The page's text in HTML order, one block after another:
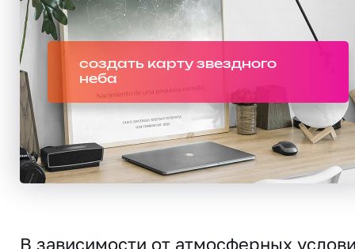
создать карту звездного
неба
В зависимости от атмосферных